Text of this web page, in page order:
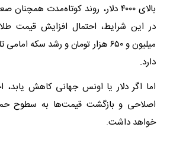
بالای ۴۰۰۰ دلار، روند کوتاه‌مدت
دارد.
اما اگر دلار یا اونس جهانی کاهش یابد،
اصلاحی و بازگشت قیمت‌ها به سطوح
خواهد داشت.